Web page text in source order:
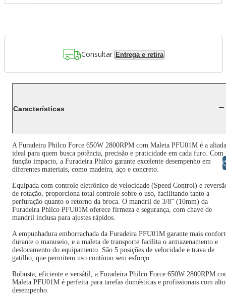
Consultar Entrega e retira
Características
A Furadeira Philco Force 650W 2800RPM com Maleta PFU01M é a aliada
ideal para quem busca potência, precisão e praticidade em cada furo. Com
função impacto, a Furadeira Philco garante excelente desempenho em
diferentes materiais, como madeira, aço e concreto.
Equipada com controle eletrônico de velocidade (Speed Control) e
de rotação, proporciona total controle sobre o uso, facilitando tanto a
perfuração quanto o retorno da broca. O mandril de 3/8” (10mm) da
Furadeira Philco PFU01M oferece firmeza e segurança, com chave de
mandril inclusa para ajustes rápidos.
A empunhadura emborrachada da Furadeira PFU01M garante mais
durante o manuseio, e a maleta de transporte facilita o armazenamento e
deslocamento do equipamento. São 5 posições de velocidade e trava de
gatilho, que permitem uso contínuo sem esforço.
Robusta, eficiente e versátil, a Furadeira Philco Force 650W 2800RPM
Maleta PFU01M é perfeita para tarefas domésticas e profissionais com alto
desempenho.
Libras